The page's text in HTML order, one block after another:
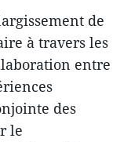
de
à travers les
entre
des
le